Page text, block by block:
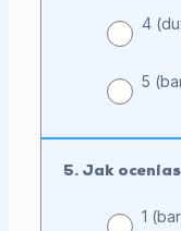
4
5
5. Jak
1